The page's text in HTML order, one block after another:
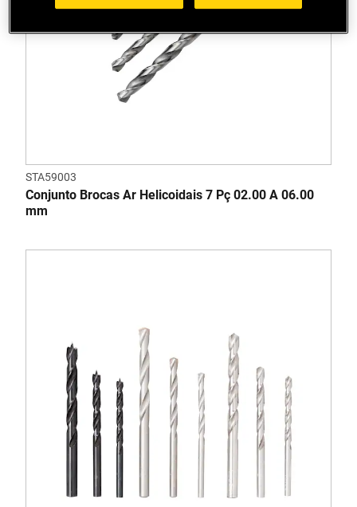
STA59003
Conjunto Brocas Ar Helicoidais 7 Pç 02.00 A 06.00
mm